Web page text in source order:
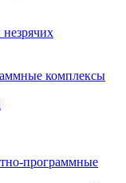
комплексы
программные